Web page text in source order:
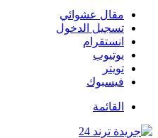
مقال عشوائي
تسجيل الدخول
انستقرام
يوتيوب
تويتر
فيسبوك
القائمة